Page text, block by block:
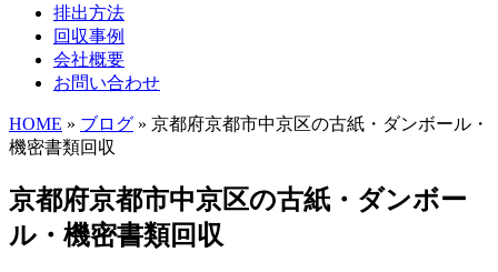
排出方法
回収事例
会社概要
お問い合わせ
HOME » ブログ » 京都府京都市中京区の古紙・ダンボール・
機密書類回収
京都府京都市中京区の古紙・ダンボー
ル・機密書類回収